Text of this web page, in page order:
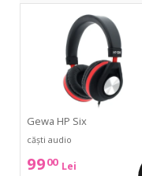
Gewa HP Six
căști audio
9900 Lei